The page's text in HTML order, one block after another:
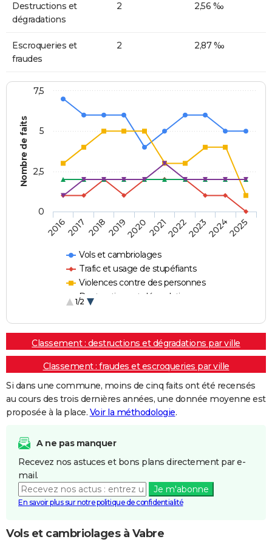
Destructions et
dégradations
2 2,56 ‰
Escroqueries et
fraudes
2 2,87 ‰
Nombre de faits
Vols et cambriolages
Trafic et usage de stupéfiants
Violences contre des personnes
Destructions et dégradations
1/2
20162017 20182019202020212022202320242025
0
2,5
5
7,5
Classement : destructions et dégradations par ville
Classement : fraudes et escroqueries par ville
Si dans une commune, moins de cinq faits ont été recensés
au cours des trois dernières années, une donnée moyenne est
proposée à la place. Voir la méthodologie.
A ne pas manquer
Recevez nos astuces et bons plans directement par e-
mail.
Je m'abonne
En savoir plus sur notre politique de confidentialité
Vols et cambriolages à Vabre